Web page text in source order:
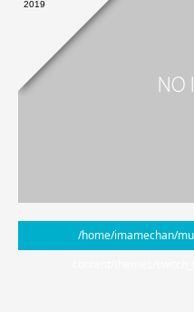
2019
/home/imamechan/